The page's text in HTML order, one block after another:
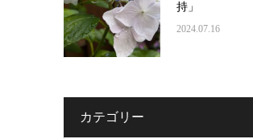
持」
2024.07.16
カテゴリー